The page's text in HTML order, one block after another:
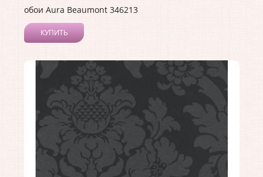
обои Aura Beaumont 346213
КУПИТЬ
Коллекция:Beaumont
Длина рулона:10
Ширина рулона: 0.53
Материал покрытия:Без покрытия
Страна:Канада
Материал основы:
Флизелин
Раппорт: 53